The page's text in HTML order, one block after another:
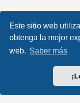
Este sitio web
obtenga la mejor
web. Saber más